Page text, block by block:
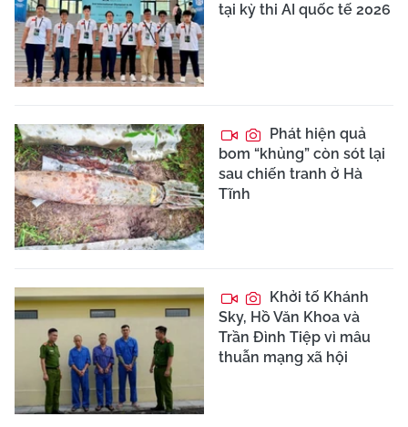
tại kỳ thi AI quốc tế 2026
Phát hiện quả
bom “khủng” còn sót lại
sau chiến tranh ở Hà
Tĩnh
Khởi tố Khánh
Sky, Hồ Văn Khoa và
Trần Đình Tiệp vì mâu
thuẫn mạng xã hội